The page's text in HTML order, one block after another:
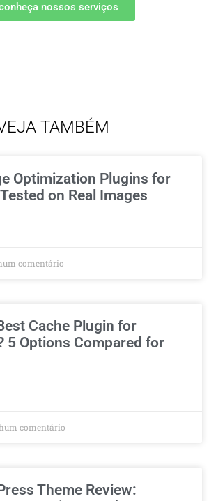
nossos serviços
TAMBÉM
Optimization Plugins for
on Real Images
comentário
Cache Plugin for
5 Options Compared for
comentário
Theme Review: